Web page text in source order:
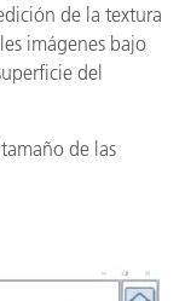
de la textura
imágenes bajo
del
de las